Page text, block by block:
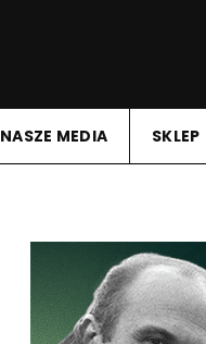
NASZE MEDIA SKLEP